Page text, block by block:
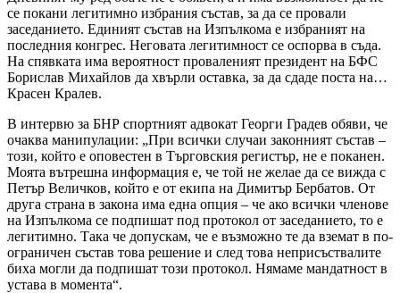
се покани легитимно избрания състав, за да се провали
заседанието. Единият състав на Изпълкома е избраният на
последния конгрес. Неговата легитимност се оспорва в съда.
На спявката има вероятност проваленият президент на БФС
Борислав Михайлов да хвърли оставка, за да сдаде поста на…
Красен Кралев.
В интервю за БНР спортният адвокат Георги Градев обяви, че
очаква манипулации: „При всички случаи законният състав –
този, който е оповестен в Търговския регистър, не е поканен.
Моята вътрешна информация е, че той не желае да се вижда с
Петър Величков, който е от екипа на Димитър Бербатов. От
друга страна в закона има една опция – че ако всички членове
на Изпълкома се подпишат под протокол от заседанието, то е
легитимно. Така че допускам, че е възможно те да вземат в по-
ограничен състав това решение и след това неприсъствалите
биха могли да подпишат този протокол. Нямаме мандатност в
устава в момента“.